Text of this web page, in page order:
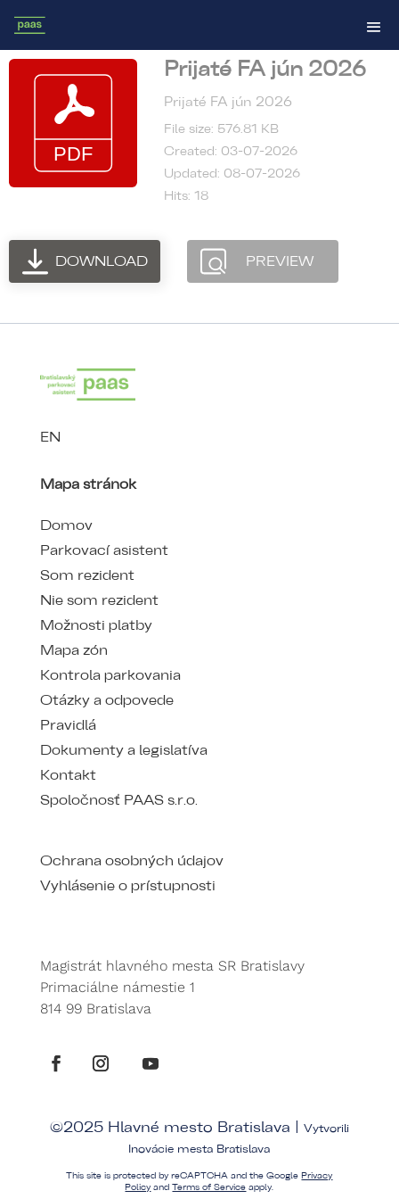
Prijaté FA jún 2026
Prijaté FA jún 2026
File size: 576.81 KB
Created: 03-07-2026
Updated: 08-07-2026
Hits: 18
DOWNLOAD PREVIEW
EN
Mapa stránok
Domov
Parkovací asistent
Som rezident
Nie som rezident
Možnosti platby
Mapa zón
Kontrola parkovania
Otázky a odpovede
Pravidlá
Dokumenty a legislatíva
Kontakt
Spoločnosť PAAS s.r.o.
Ochrana osobných údajov
Vyhlásenie o prístupnosti
Magistrát hlavného mesta SR Bratislavy
Primaciálne námestie 1
814 99 Bratislava
©2025 Hlavné mesto Bratislava |
Vytvorili
Inovácie mesta Bratislava
This site is protected by reCAPTCHA and the Google Privacy
Policy andTerms of Service apply.